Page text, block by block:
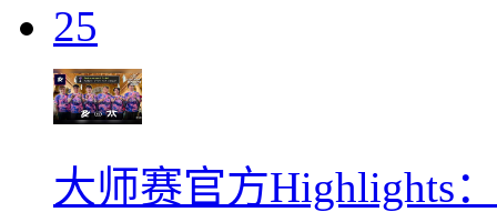
25
大师赛官方Highlights